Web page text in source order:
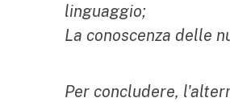
linguaggio;
La conoscenza delle
Per concludere,